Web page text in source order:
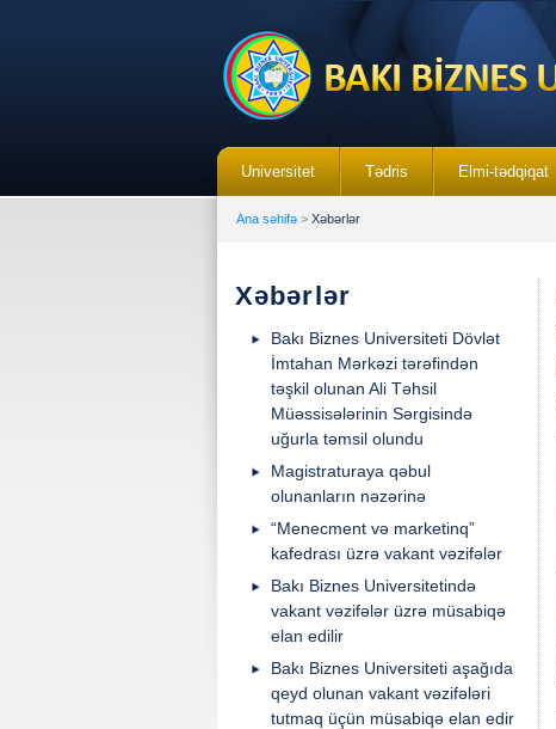
Universitet Tədris Elmi-tədqiqat
Ana səhifə > Xəbərlər
Xəbərlər
Bakı Biznes Universiteti Dövlət
İmtahan Mərkəzi tərəfindən
təşkil olunan Ali Təhsil
Müəssisələrinin Sərgisində
uğurla təmsil olundu
Magistraturaya qəbul
olunanların nəzərinə
“Menecment və marketinq”
kafedrası üzrə vakant vəzifələr
Bakı Biznes Universitetində
vakant vəzifələr üzrə müsabiqə
elan edilir
Bakı Biznes Universiteti aşağıda
qeyd olunan vakant vəzifələri
tutmaq üçün müsabiqə elan edir